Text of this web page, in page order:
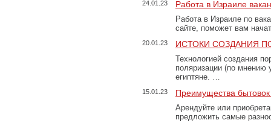
24.01.23 Работа в Израиле
Работа в Израиле по
сайте, поможет вам
20.01.23 ИСТОКИ СОЗДАНИЯ
Технологией создания
поляризации (по
египтяне. …
15.01.23 Преимущества
Арендуйте или
предложить самые